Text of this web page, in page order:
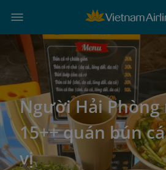
Người Hải Phòng
15++ quán bún
vị